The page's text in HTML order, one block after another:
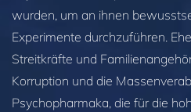
wurden, um an ihnen
Experimente durchzuführen.
Streitkräfte und
Korruption und die
Psychopharmaka, die für die